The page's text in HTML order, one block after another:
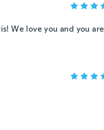
We love you and you are